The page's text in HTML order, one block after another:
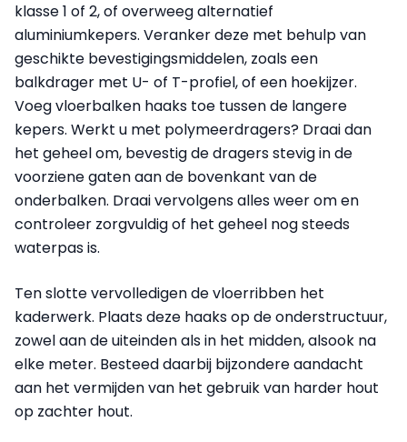
klasse 1 of 2, of overweeg alternatief
aluminiumkepers. Veranker deze met behulp van
geschikte bevestigingsmiddelen, zoals een
balkdrager met U- of T-profiel, of een hoekijzer.
Voeg vloerbalken haaks toe tussen de langere
kepers. Werkt u met polymeerdragers? Draai dan
het geheel om, bevestig de dragers stevig in de
voorziene gaten aan de bovenkant van de
onderbalken. Draai vervolgens alles weer om en
controleer zorgvuldig of het geheel nog steeds
waterpas is.
Ten slotte vervolledigen de vloerribben het
kaderwerk. Plaats deze haaks op de onderstructuur,
zowel aan de uiteinden als in het midden, alsook na
elke meter. Besteed daarbij bijzondere aandacht
aan het vermijden van het gebruik van harder hout
op zachter hout.